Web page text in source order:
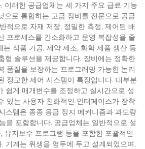
이러한 공급업체는 세 가지 주요 급료 기능
으로 통합하는 고급 장비를 전문으로 공급
적으로 자재 저장, 정밀한 측정, 제어된 배
프로세스를 간소화하고 운영 복잡성을 줄
는 식품 가공, 제약 제조, 화학 제품 생산 등
형 솔루션을 제공합니다. 장비에는 정확한
품질을 보장하는 프로그래밍 가능한 논리
정교한 제어 시스템이 특징입니다. 대부분
쉽게 매개변수를 조정하고 실시간으로 성
있는 사용자 친화적인 인터페이스가 장착
스템은 종종 응급 정지 메커니즘과 과도량
을 포함합니다. 공급업체는 일반적으로 설
유지보수 프로그램 등을 포함한 포괄적인
기계는 위생을 염두에 두고 설계되었으며,